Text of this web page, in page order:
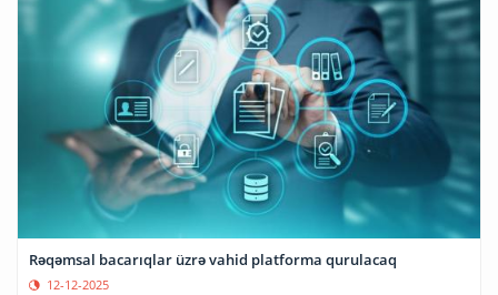
Rəqəmsal bacarıqlar üzrə vahid platforma qurulacaq
12-12-2025